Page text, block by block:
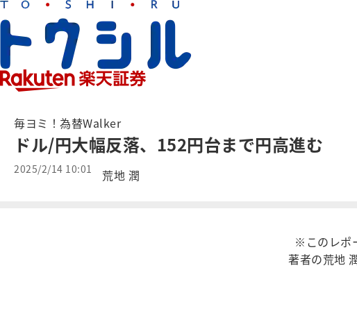
毎ヨミ！為替Walker
ドル/円大幅反落、152円台まで円高進む
2025/2/14 10:01 荒地 潤
※このレポ
著者の荒地